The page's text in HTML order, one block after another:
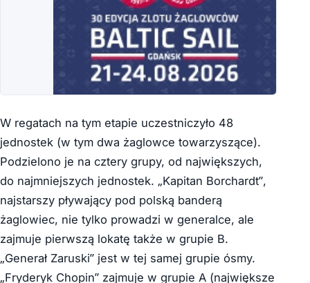
W regatach na tym etapie uczestniczyło 48
jednostek (w tym dwa żaglowce towarzyszące).
Podzielono je na cztery grupy, od największych,
do najmniejszych jednostek. „Kapitan Borchardt”,
najstarszy pływający pod polską banderą
żaglowiec, nie tylko prowadzi w generalce, ale
zajmuje pierwszą lokatę także w grupie B.
„Generał Zaruski” jest w tej samej grupie ósmy.
„Fryderyk Chopin” zajmuje w grupie A (największe